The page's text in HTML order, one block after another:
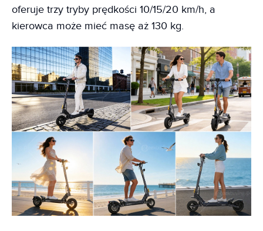
oferuje trzy tryby prędkości 10/15/20 km/h, a
kierowca może mieć masę aż 130 kg.